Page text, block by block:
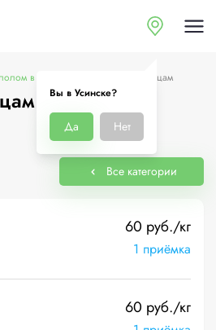
Вы в Усинске?
Да Нет
в Усинске Цены на цинк-цам
в Усинске
Все категории
60 руб./кг
1 приёмка
60 руб./кг